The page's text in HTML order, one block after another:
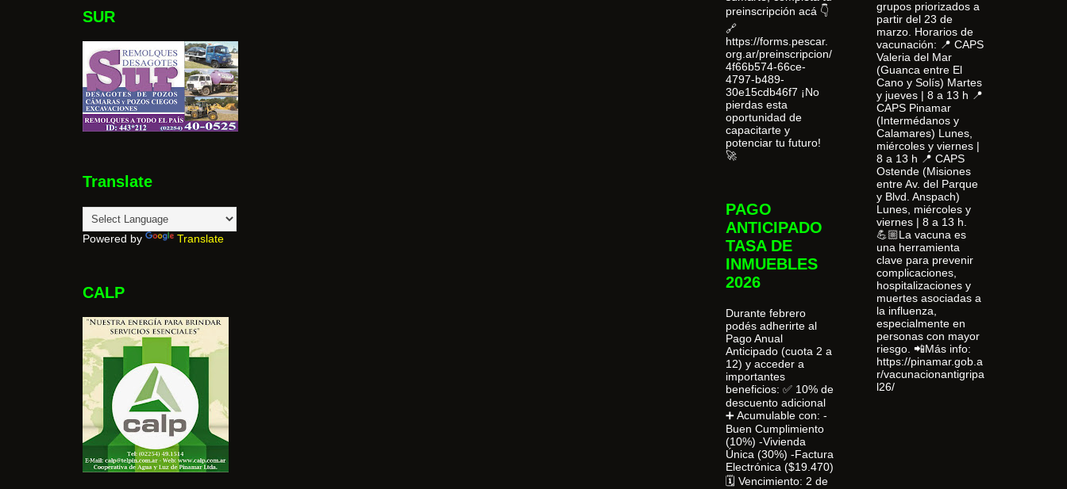
SUR
Translate
Powered by Translate
CALP
preinscripción acá 👇
🔗
https://forms.pescar.
org.ar/preinscripcion/
4f66b574-66ce-
4797-b489-
30e15cdb46f7 ¡No
pierdas esta
oportunidad de
capacitarte y
potenciar tu futuro!
🚀
PAGO
ANTICIPADO
TASA DE
INMUEBLES
2026
Durante febrero
podés adherirte al
Pago Anual
Anticipado (cuota 2 a
12) y acceder a
importantes
beneficios: ✅ 10% de
descuento adicional
➕ Acumulable con: -
Buen Cumplimiento
(10%) -Vivienda
Única (30%) -Factura
Electrónica ($19.470)
🗓 Vencimiento: 2 de
grupos priorizados a
partir del 23 de
marzo. Horarios de
vacunación: 📍 CAPS
Valeria del Mar
(Guanca entre El
Cano y Solís) Martes
y jueves | 8 a 13 h 📍
CAPS Pinamar
(Intermédanos y
Calamares) Lunes,
miércoles y viernes |
8 a 13 h 📍 CAPS
Ostende (Misiones
entre Av. del Parque
y Blvd. Anspach)
Lunes, miércoles y
viernes | 8 a 13 h.
💪🏼La vacuna es
una herramienta
clave para prevenir
complicaciones,
hospitalizaciones y
muertes asociadas a
la influenza,
especialmente en
personas con mayor
riesgo. 📲Más info:
https://pinamar.gob.a
r/vacunacionantigripa
l26/